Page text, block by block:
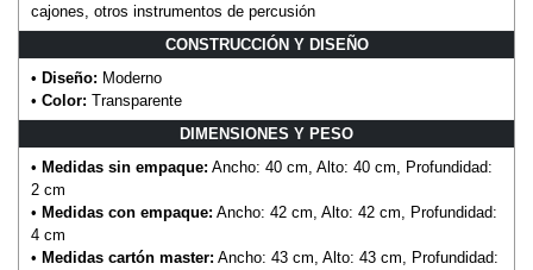
cajones, otros instrumentos de percusión
CONSTRUCCIÓN Y DISEÑO
• Diseño: Moderno
• Color: Transparente
DIMENSIONES Y PESO
• Medidas sin empaque: Ancho: 40 cm, Alto: 40 cm, Profundidad:
2 cm
• Medidas con empaque: Ancho: 42 cm, Alto: 42 cm, Profundidad:
4 cm
• Medidas cartón master: Ancho: 43 cm, Alto: 43 cm, Profundidad: